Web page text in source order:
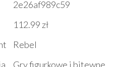
2e26af989c59
112.99 zł
Rebel
Gry figurkowe i bitewne